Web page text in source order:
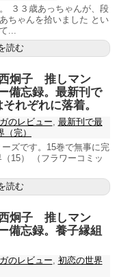
３３歳あっちゃんが、段
ちゃんを拾いました とい
...
読む
炯子 推しマン
備忘録。最新刊で
れぞれに落着。
のレビュー 最新刊で最
完）
ズです。15巻で無事に完
15） （フラワーコミッ
読む
炯子 推しマン
備忘録。養子縁組
のレビュー 初恋の世界